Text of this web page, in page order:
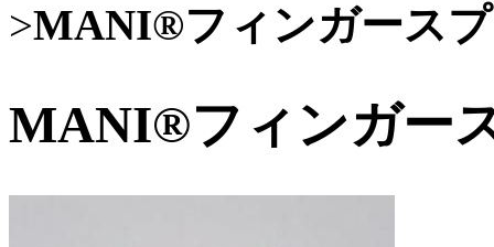
>MANI®フィンガースプ
MANI®フィンガー